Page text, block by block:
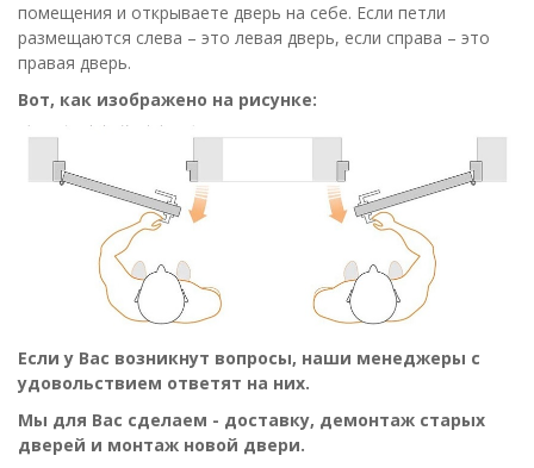
помещения и открываете дверь на себе. Если петли
размещаются слева – это левая дверь, если справа – это
правая дверь.
Вот, как изображено на рисунке:
Если у Вас возникнут вопросы, наши менеджеры с
удовольствием ответят на них.
Мы для Вас сделаем - доставку, демонтаж старых
дверей и монтаж новой двери.